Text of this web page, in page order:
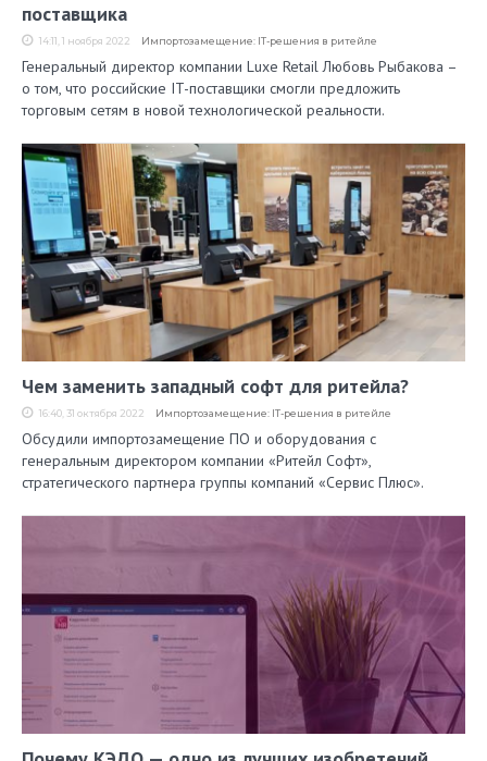
поставщика
14:11, 1 ноября 2022 Импортозамещение: IT-решения в ритейле
Генеральный директор компании Luxe Retail Любовь Рыбакова –
о том, что российские IT-поставщики смогли предложить
торговым сетям в новой технологической реальности.
Чем заменить западный софт для ритейла?
16:40, 31 октября 2022 Импортозамещение: IT-решения в ритейле
Обсудили импортозамещение ПО и оборудования с
генеральным директором компании «Ритейл Софт»,
стратегического партнера группы компаний «Сервис Плюс».